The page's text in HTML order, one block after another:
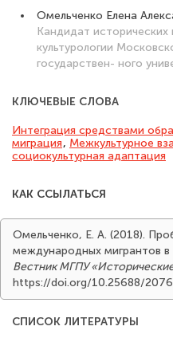
Омельченко Елена
Кандидат
культурологии
государствен- ного
КЛЮЧЕВЫЕ СЛОВА
Интеграция средствами
миграция, Межкультурное
социокультурная адапта­ция
КАК ССЫЛАТЬСЯ
Омельченко, Е. А. (2018).
международных мигрантов
Вестник МГПУ
https://doi.org/10.25688/
СПИСОК ЛИТЕРАТУРЫ